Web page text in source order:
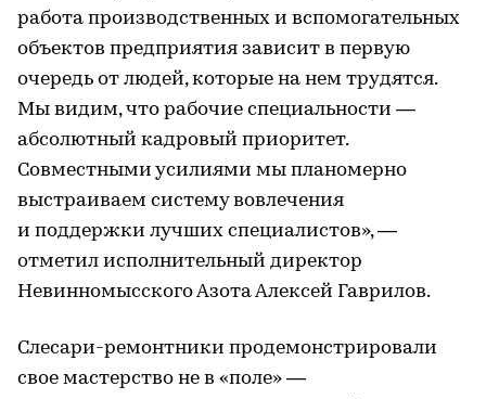
работа производственных и вспомогательных
объектов предприятия зависит в первую
очередь от людей, которые на нем трудятся.
Мы видим, что рабочие специальности —
абсолютный кадровый приоритет.
Совместными усилиями мы планомерно
выстраиваем систему вовлечения
и поддержки лучших специалистов», —
отметил исполнительный директор
Невинномысского Азота Алексей Гаврилов.
Слесари-ремонтники продемонстрировали
свое мастерство не в «поле» —